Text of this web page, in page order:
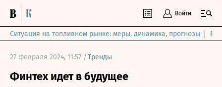
Войти
Ситуация на топливном рынке: меры, динамика, прогнозы
27 февраля 2024, 11:57 /Тренды
Финтех идет в будущее